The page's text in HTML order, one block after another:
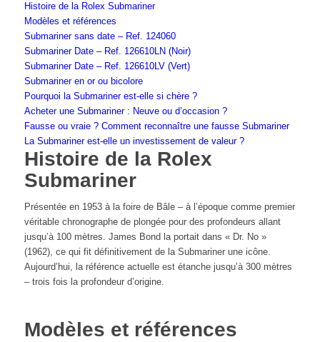
Histoire de la Rolex Submariner
Modèles et références
Submariner sans date – Ref. 124060
Submariner Date – Ref. 126610LN (Noir)
Submariner Date – Ref. 126610LV (Vert)
Submariner en or ou bicolore
Pourquoi la Submariner est-elle si chère ?
Acheter une Submariner : Neuve ou d’occasion ?
Fausse ou vraie ? Comment reconnaître une fausse Submariner
La Submariner est-elle un investissement de valeur ?
Histoire de la Rolex
Submariner
Présentée en 1953 à la foire de Bâle – à l’époque comme premier
véritable chronographe de plongée pour des profondeurs allant
jusqu’à 100 mètres. James Bond la portait dans « Dr. No »
(1962), ce qui fit définitivement de la Submariner une icône.
Aujourd’hui, la référence actuelle est étanche jusqu’à 300 mètres
– trois fois la profondeur d’origine.
Modèles et références